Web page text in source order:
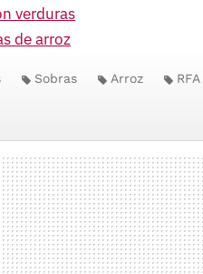
verduras
de arroz
Sobras Arroz RFA